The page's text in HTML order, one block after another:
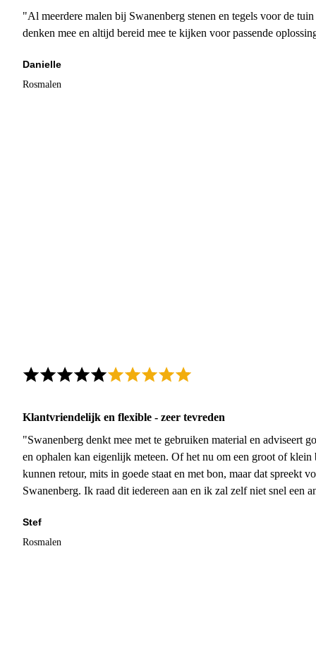
"Al meerdere malen bij Swanenberg stenen en tegels voor de
denken mee en altijd bereid mee te kijken voor passende
Danielle
Rosmalen
Klantvriendelijk en flexible - zeer tevreden
"Swanenberg denkt mee met te gebruiken material en adviseert
en ophalen kan eigenlijk meteen. Of het nu om een groot of
kunnen retour, mits in goede staat en met bon, maar dat spreekt
Swanenberg. Ik raad dit iedereen aan en ik zal zelf niet snel een
Stef
Rosmalen